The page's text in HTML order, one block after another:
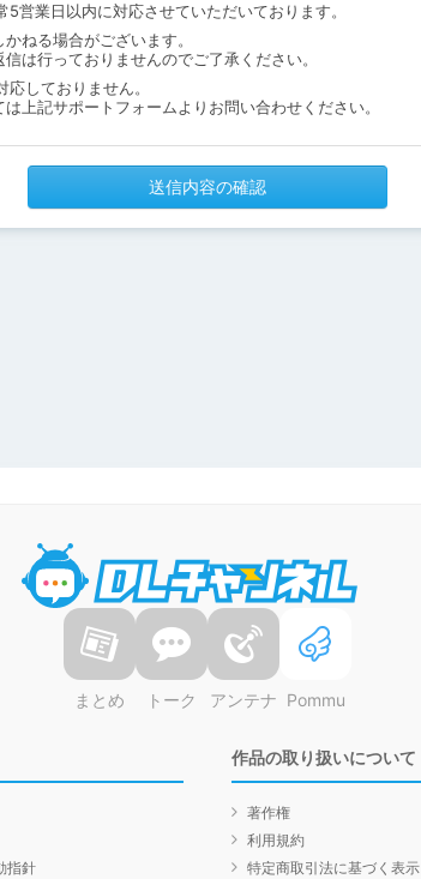
営業日以内に対応させていただいております。
ねる場合がございます。
は行っておりませんのでご了承ください。
しておりません。
上記サポートフォームよりお問い合わせください。
送信内容の確認
まとめ トーク アンテナ Pommu
指針
作品の取り扱いについて
著作権
利用規約
特定商取引法に基づく表示